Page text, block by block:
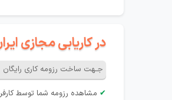
در کاریابی مجازی
جـهت ساخت رزومه کاری رایگان
✔ مشاهده رزومه شما توسط